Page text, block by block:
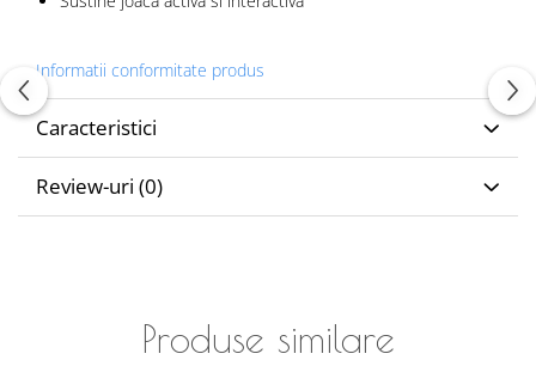
Informatii conformitate produs
Caracteristici
Review-uri (0)
Produse similare